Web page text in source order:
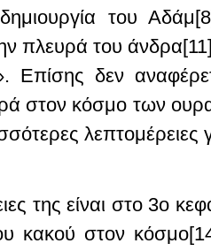
του
πλευρά του
Επίσης δεν
στον κόσμο των
λεπτομέρειες
της είναι στο 3ο
κακού στον